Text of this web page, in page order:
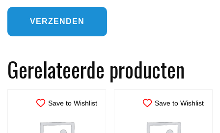
Gerelateerde producten
Save to Wishlist Save to Wishlist